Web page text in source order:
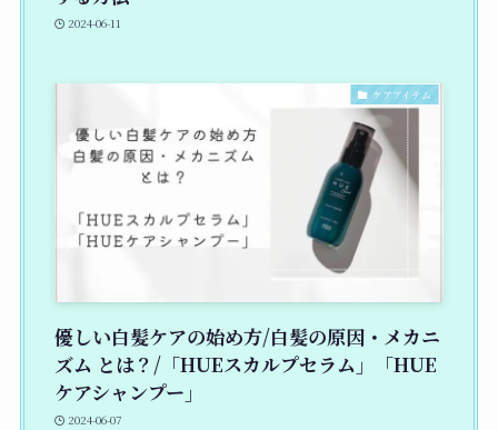
2024-06-11
ケアアイテム
優しい白髪ケアの始め方/白髪の原因・メカニ
ズム とは？/「HUEスカルプセラム」「HUE
ケアシャンプー」
2024-06-07